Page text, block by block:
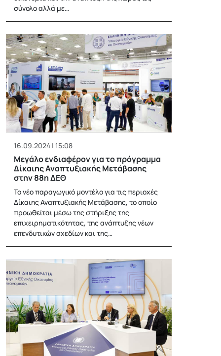
σύνολο αλλά με…
16.09.2024 | 15:08
Μεγάλο ενδιαφέρον για το πρόγραμμα
Δίκαιης Αναπτυξιακής Μετάβασης
στην 88η ΔΕΘ
Το νέο παραγωγικό μοντέλο για τις περιοχές
Δίκαιης Αναπτυξιακής Μετάβασης, το οποίο
προωθείται μέσω της στήριξης της
επιχειρηματικότητας, της ανάπτυξης νέων
επενδυτικών σχεδίων και της…